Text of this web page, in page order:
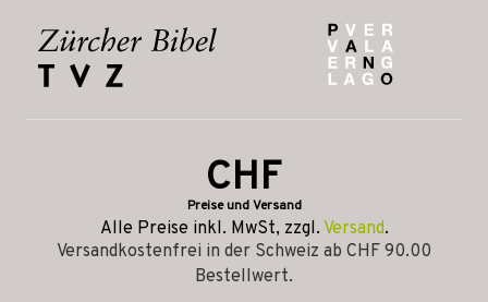
CHF
Preise und Versand
Alle Preise inkl. MwSt, zzgl. Versand.
Versandkostenfrei in der Schweiz ab CHF 90.00
Bestellwert.